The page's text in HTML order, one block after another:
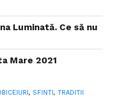
Luminată. Ce să nu
Mare 2021
, SFINTI, TRADITII